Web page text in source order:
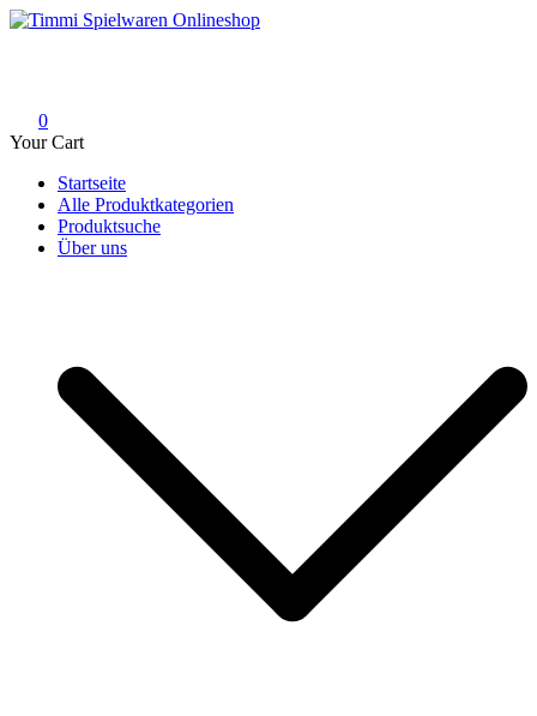
Skip
0
Your Cart
Startseite
Alle Produktkategorien
Produktsuche
Über uns